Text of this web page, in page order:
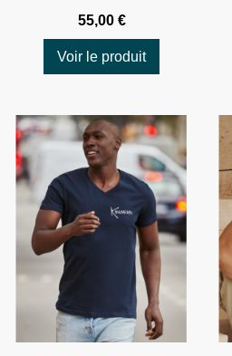
55,00 €
Voir le produit